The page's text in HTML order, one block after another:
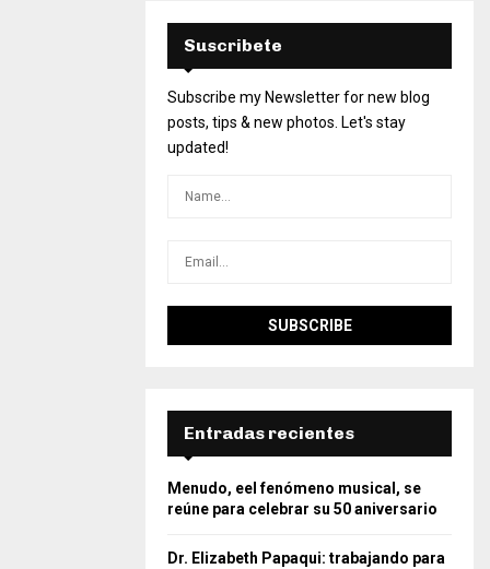
Suscribete
Subscribe my Newsletter for new blog
posts, tips & new photos. Let's stay
updated!
Entradas recientes
Menudo, eel fenómeno musical, se
reúne para celebrar su 50 aniversario
Dr. Elizabeth Papaqui: trabajando para